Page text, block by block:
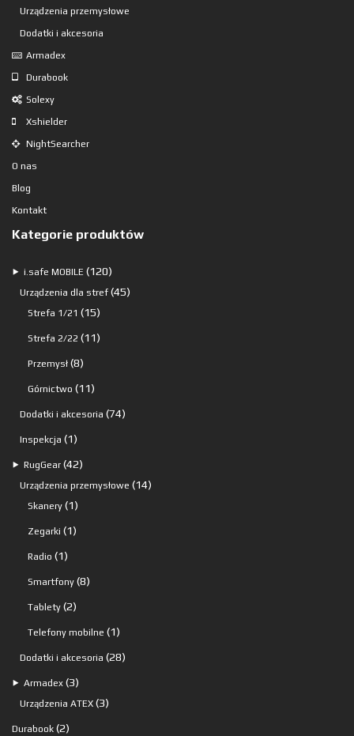
Urządzenia przemysłowe
Dodatki i akcesoria
Armadex
Durabook
Solexy
Xshielder
NightSearcher
O nas
Blog
Kontakt
Kategorie produktów
⯈ i.safe MOBILE 120120
produktów
Urządzenia dla stref 4545
Strefa 1/21 1515
produktów
Strefa 2/22 1111
Przemysł 88
produktów
Górnictwo 1111
produktów
Dodatki i akcesoria 7474
Inspekcja 11
produkt
⯈ RugGear 4242
produkty
Urządzenia przemysłowe 1414
Skanery 11
produkt
Zegarki 11
Radio 11
produkt
Smartfony 88
Tablety 22
produkty
Telefony mobilne 11
produkt
Dodatki i akcesoria 2828
⯈ Armadex 33
produkty
Urządzenia ATEX 33
Durabook 22